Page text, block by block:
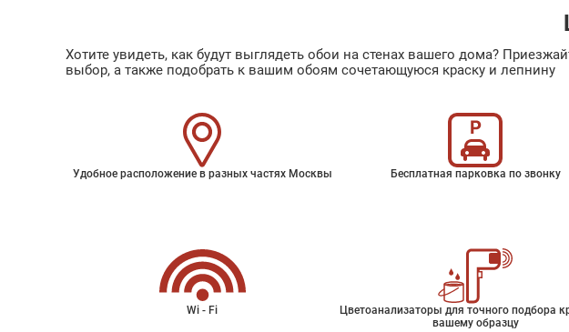
Хотите увидеть, как будут выглядеть обои на стенах вашего дома?
выбор, а также подобрать к вашим обоям сочетающуюся краску и лепнину
Удобное расположение в разных частях Москвы Бесплатная парковка по звонку
Wi - Fi
Цветоанализаторы для точного подбора
вашему образцу